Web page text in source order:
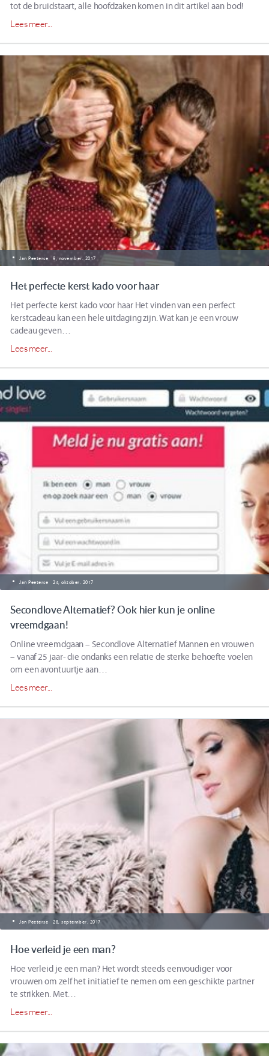
tot de bruidstaart, alle hoofdzaken komen in dit artikel aan bod!
Lees meer...
Jan Peeterse 9, november. 2017
Het perfecte kerst kado voor haar
Het perfecte kerst kado voor haar Het vinden van een perfect
kerstcadeau kan een hele uitdaging zijn. Wat kan je een vrouw
cadeau geven…
Lees meer...
Jan Peeterse 24, oktober. 2017
Secondlove Alternatief? Ook hier kun je online
vreemdgaan!
Online vreemdgaan – Secondlove Alternatief Mannen en vrouwen
– vanaf 25 jaar- die ondanks een relatie de sterke behoefte voelen
om een avontuurtje aan…
Lees meer...
Jan Peeterse 28, september. 2017
Hoe verleid je een man?
Hoe verleid je een man? Het wordt steeds eenvoudiger voor
vrouwen om zelf het initiatief te nemen om een geschikte partner
te strikken. Met…
Lees meer...